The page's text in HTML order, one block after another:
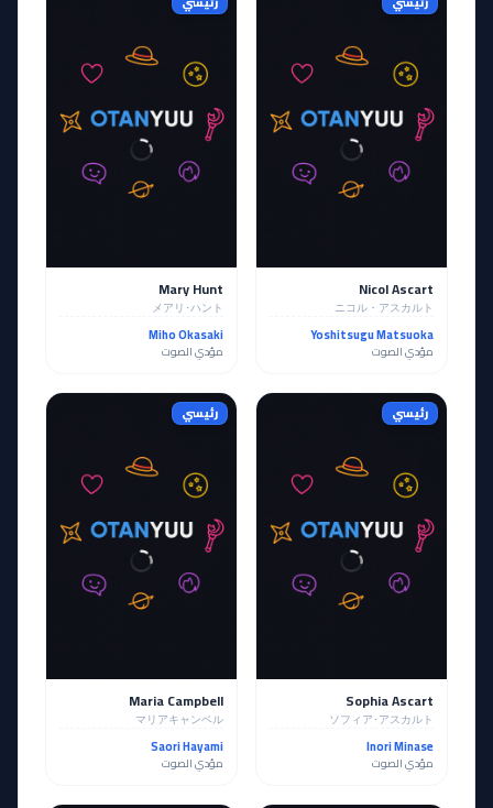
Nicol Ascart
ニコル・アスカルト
Yoshitsugu Matsuoka
مؤدي الصوت
Mary Hunt
メアリ･ハント
Miho Okasaki
مؤدي الصوت
رئيسي
Sophia Ascart
ソフィア･アスカルト
Inori Minase
مؤدي الصوت
رئيسي
Maria Campbell
マリアキャンベル
Saori Hayami
مؤدي الصوت